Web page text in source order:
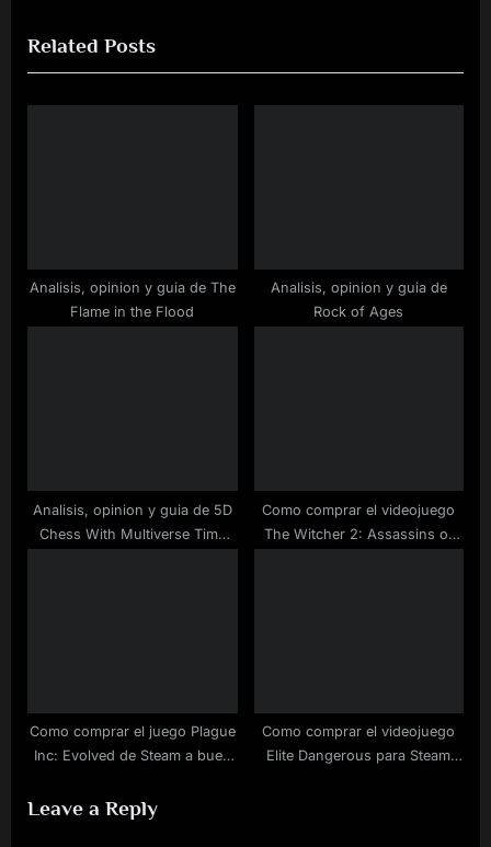
o
u
s
t
P
o
Related Posts
Analisis, opinion y guia de The
Flame in the Flood
Analisis, opinion y guia de
Rock of Ages
Analisis, opinion y guia de 5D
Chess With Multiverse Time
Como comprar el videojuego
The Witcher 2: Assassins of
Como comprar el juego Plague
Inc: Evolved de Steam a buen
Como comprar el videojuego
Elite Dangerous para Steam
Leave a Reply